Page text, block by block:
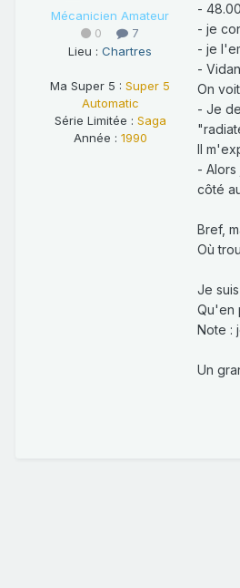
Mécanicien Amateur
0
7
Lieu : Chartres
Ma Super 5 : Super 5
Automatic
Série Limitée : Saga
Année : 1990
-
- je
- je
-
On
- Je
Il
-
côté
Bref,
Où
Je
Qu'en
Note :
Un